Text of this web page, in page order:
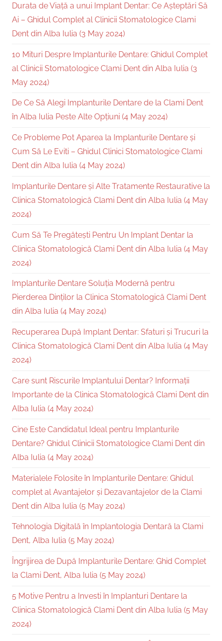
Durata de Viață a unui Implant Dentar: Ce Așteptări Să
Ai – Ghidul Complet al Clinicii Stomatologice Clami
Dent din Alba Iulia (3 May 2024)
10 Mituri Despre Implanturile Dentare: Ghidul Complet
al Clinicii Stomatologice Clami Dent din Alba Iulia (3
May 2024)
De Ce Să Alegi Implanturile Dentare de la Clami Dent
în Alba Iulia Peste Alte Opțiuni (4 May 2024)
Ce Probleme Pot Aparea la Implanturile Dentare și
Cum Să Le Eviti – Ghidul Clinici Stomatologice Clami
Dent din Alba Iulia (4 May 2024)
Implanturile Dentare și Alte Tratamente Restaurative la
Clinica Stomatologică Clami Dent din Alba Iulia (4 May
2024)
Cum Să Te Pregătești Pentru Un Implant Dentar la
Clinica Stomatologică Clami Dent din Alba Iulia (4 May
2024)
Implanturile Dentare Soluția Modernă pentru
Pierderea Dinților la Clinica Stomatologică Clami Dent
din Alba Iulia (4 May 2024)
Recuperarea După Implant Dentar: Sfaturi și Trucuri la
Clinica Stomatologică Clami Dent din Alba Iulia (4 May
2024)
Care sunt Riscurile Implantului Dentar? Informații
Importante de la Clinica Stomatologică Clami Dent din
Alba Iulia (4 May 2024)
Cine Este Candidatul Ideal pentru Implanturile
Dentare? Ghidul Clinicii Stomatologice Clami Dent din
Alba Iulia (4 May 2024)
Materialele Folosite în Implanturile Dentare: Ghidul
complet al Avantajelor și Dezavantajelor de la Clami
Dent din Alba Iulia (5 May 2024)
Tehnologia Digitală în Implantologia Dentară la Clami
Dent, Alba Iulia (5 May 2024)
Îngrijirea de După Implanturile Dentare: Ghid Complet
la Clami Dent, Alba Iulia (5 May 2024)
5 Motive Pentru a Investi în Implanturi Dentare la
Clinica Stomatologică Clami Dent din Alba Iulia (5 May
2024)